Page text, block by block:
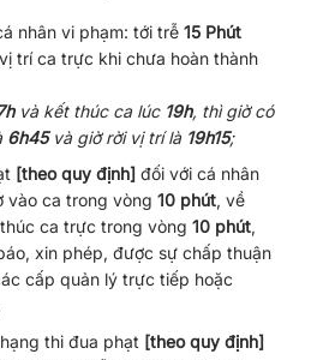
nhân vi phạm: tới trễ 15 Phút
trí ca trực khi chưa hoàn thành
và kết thúc ca lúc 19h, thì giờ có
6h45và giờ rời vị trí là 19h15;
[theo quy định] đối với cá nhân
vào ca trong vòng 10 phút, về
ca trực trong vòng 10 phút,
xin phép, được sự chấp thuận
cấp quản lý trực tiếp hoặc
thi đua phạt [theo quy định]